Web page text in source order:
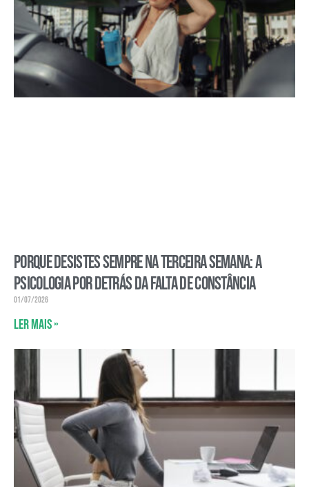
Porque desistes sempre na terceira semana: a
psicologia por detrás da falta de constância
01/07/2026
Ler mais »